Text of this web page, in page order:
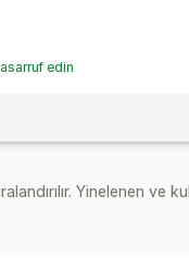
edin
Yinelenen ve